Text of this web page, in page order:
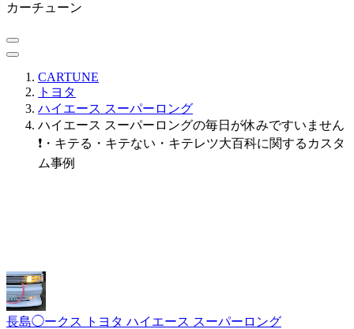
カーチューン
CARTUNE
トヨタ
ハイエース スーパーロング
ハイエース スーパーロングの毎日が休みですいません
❗️・キテる・キテない・キテレツ大百科に関するカスタ
ム事例
長島◯ークス トヨタ ハイエース スーパーロング